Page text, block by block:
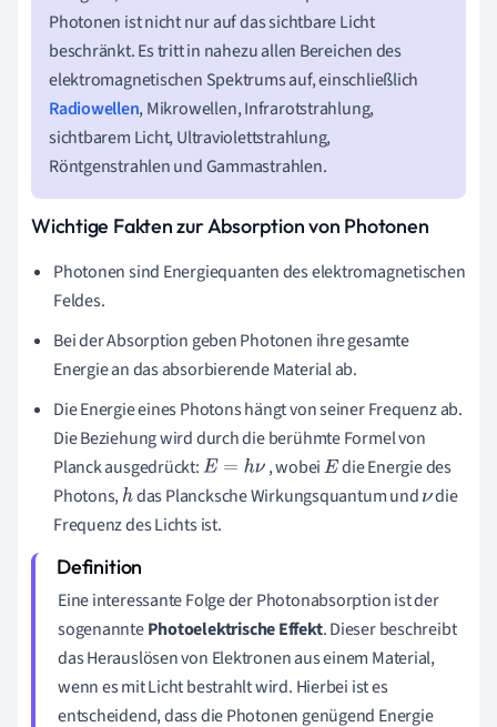
Photonen ist nicht nur auf das sichtbare Licht
beschränkt. Es tritt in nahezu allen Bereichen des
elektromagnetischen Spektrums auf, einschließlich
Radiowellen, Mikrowellen, Infrarotstrahlung,
sichtbarem Licht, Ultraviolettstrahlung,
Röntgenstrahlen und Gammastrahlen.
Wichtige Fakten zur Absorption von Photonen
Photonen sind Energiequanten des elektromagnetischen
Feldes.
Bei der Absorption geben Photonen ihre gesamte
Energie an das absorbierende Material ab.
Die Energie eines Photons hängt von seiner Frequenz ab.
Die Beziehung wird durch die berühmte Formel von
Planck ausgedrückt:E= hν , wobeiE die Energie des
Photons,hdas Plancksche Wirkungsquantum undνdie
Frequenz des Lichts ist.
Eine interessante Folge der Photonabsorption ist der
sogenanntePhotoelektrische Effekt. Dieser beschreibt
das Herauslösen von Elektronen aus einem Material,
wenn es mit Licht bestrahlt wird. Hierbei ist es
entscheidend, dass die Photonen genügend Energie